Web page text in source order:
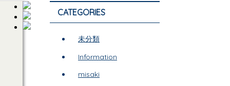
CATEGORIES
未分類
Information
misaki